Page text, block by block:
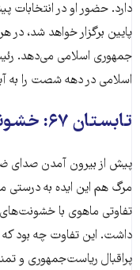
دارد. حضور او در انتخابات
پایین برگزار خواهد شد، در
جمهوری اسلامی می‌دهد.
اسلامی در دهه شصت را به
تابستان ۶۷: خشونت به نام نظام
پیش از بیرون آمدن صدای
داشت. این تفاوت چه بود که
پراقبال ریاست‌جمهوری و